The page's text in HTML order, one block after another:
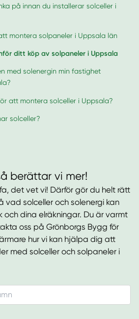
på innan du installerar solceller i
montera solpaneler i Uppsala län
ditt köp av solpaneler i Uppsala
med solenergin min fastighet
att montera solceller i Uppsala?
solceller?
berättar vi mer!
det vet vi! Därför gör du helt rätt
vad solceller och solenergi kan
och dina elräkningar. Du är varmt
oss på Grönborgs Bygg för
hur vi kan hjälpa dig att
med solceller och solpaneler i